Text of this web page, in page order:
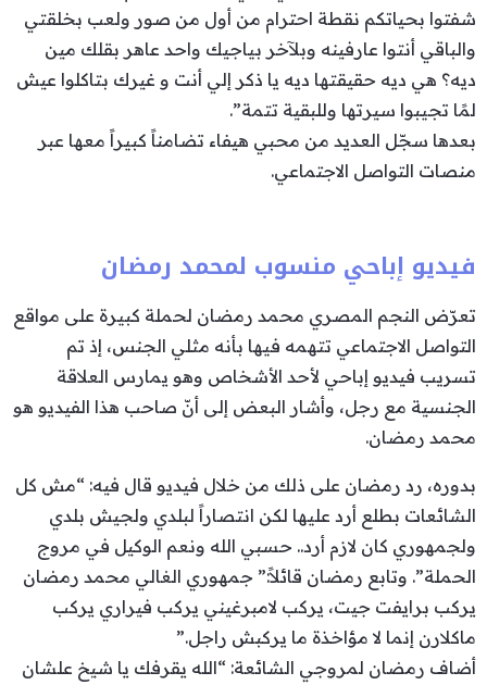
شفتوا بحياتكم نقطة احترام من أول من صور ولعب بخلقتي
والباقي أنتوا عارفينه وبلآخر بياجيك واحد عاهر بقلك مين
ديه؟ هي ديه حقيقتها ديه يا ذكر إلي أنت و غيرك بتاكلوا عيش
لمًا تجيبوا سيرتها وللبقية تتمة”.
بعدها سجّل العديد من محبي هيفاء تضامناً كبيراً معها عبر
منصات التواصل الاجتماعي.
فيديو إباحي منسوب لمحمد رمضان
تعرّض النجم المصري محمد رمضان لحملة كبيرة على مواقع
التواصل الاجتماعي تتهمه فيها بأنه مثلي الجنس، إذ تم
تسريب فيديو إباحي لأحد الأشخاص وهو يمارس العلاقة
الجنسية مع رجل، وأشار البعض إلى أنّ صاحب هذا الفيديو هو
محمد رمضان.
بدوره، رد رمضان على ذلك من خلال فيديو قال فيه: “مش كل
الشائعات بطلع أرد عليها لكن انتصاراً لبلدي ولجيش بلدي
ولجمهوري كان لازم أرد.. حسبي الله ونعم الوكيل في مروج
الحملة”. وتابع رمضان قائلاً:” جمهوري الغالي محمد رمضان
يركب برايفت جيت، يركب لامبرغيني يركب فيراري يركب
ماكلارن إنما لا مؤاخذة ما يركبش راجل.”
أضاف رمضان لمروجي الشائعة: “الله يقرفك يا شيخ علشان